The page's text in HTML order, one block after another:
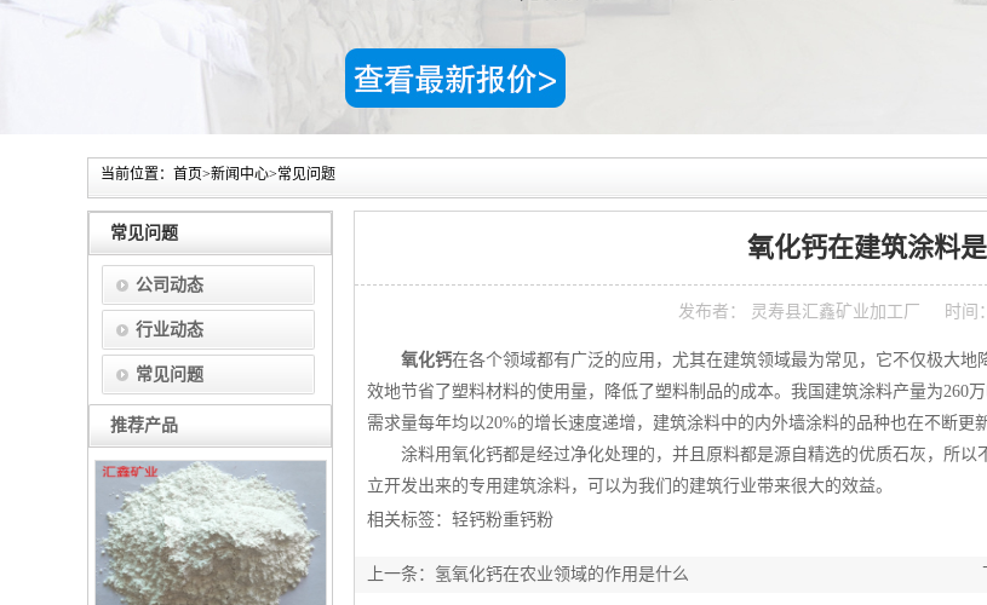
当前位置： 首页>新闻中心>常见问题
氧化钙在建筑涂料
发布者： 灵寿县汇鑫矿业加工厂 时间
氧化钙在各个领域都有广泛的应用，尤其在建筑领域最为常见，它不仅极大
效地节省了塑料材料的使用量，降低了塑料制品的成本。我国建筑涂料产量为260
需求量每年均以20%的增长速度递增，建筑涂料中的内外墙涂料的品种也在不断更新
涂料用氧化钙都是经过净化处理的，并且原料都是源自精选的优质石灰，所以
立开发出来的专用建筑涂料，可以为我们的建筑行业带来很大的效益。
相关标签： 轻钙粉重钙粉
上一条： 氢氧化钙在农业领域的作用是什么
常见问题
公司动态
行业动态
常见问题
推荐产品